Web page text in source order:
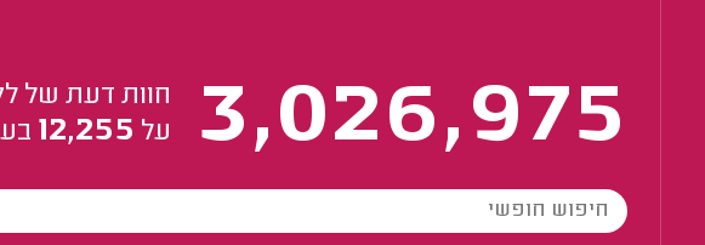
3,026,975
חוות דעת של
על 12,255